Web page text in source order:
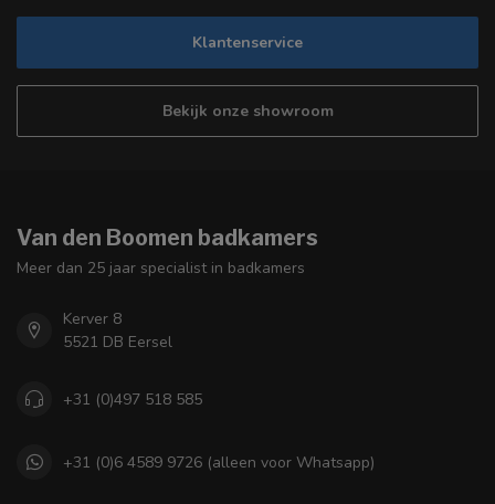
Klantenservice
Bekijk onze showroom
Van den Boomen badkamers
Meer dan 25 jaar specialist in badkamers
Kerver 8
5521 DB Eersel
+31 (0)497 518 585
+31 (0)6 4589 9726 (alleen voor Whatsapp)